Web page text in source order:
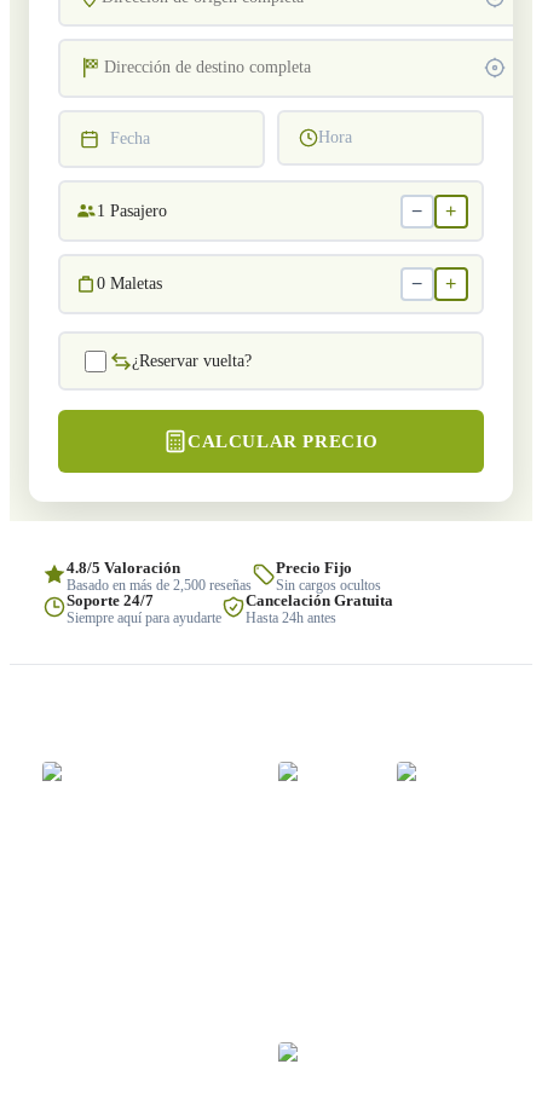
Fecha Hora
1 Pasajero − +
0 Maletas − +
¿Reservar vuelta?
CALCULAR PRECIO
4.8/5 Valoración
Basado en más de 2,500 reseñas
Precio Fijo
Sin cargos ocultos
Soporte 24/7
Siempre aquí para ayudarte
Cancelación Gratuita
Hasta 24h antes